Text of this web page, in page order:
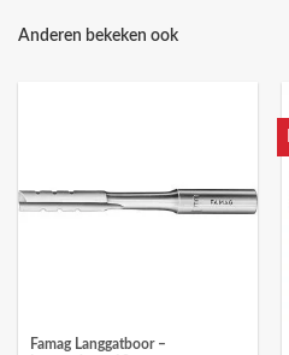
Anderen bekeken ook
Famag Langgatboor –